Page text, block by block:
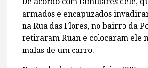
armados e encapuzados
na Rua das Flores, no bairro da
retiraram Ruan e colocaram ele
malas de um carro.